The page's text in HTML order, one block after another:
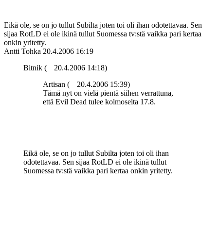
Eikä ole, se on jo tullut Subilta joten toi oli ihan odotettavaa. Sen
sijaa RotLD ei ole ikinä tullut Suomessa tv:stä vaikka pari kertaa
onkin yritetty.
Antti Tohka 20.4.2006 16:19
Bitnik (
20.4.2006 14:18)
Artisan (
20.4.2006 15:39)
Tämä nyt on vielä pientä siihen verrattuna,
että Evil Dead tulee kolmoselta 17.8.
Eikä ole, se on jo tullut Subilta joten toi oli ihan
odotettavaa. Sen sijaa RotLD ei ole ikinä tullut
Suomessa tv:stä vaikka pari kertaa onkin yritetty.